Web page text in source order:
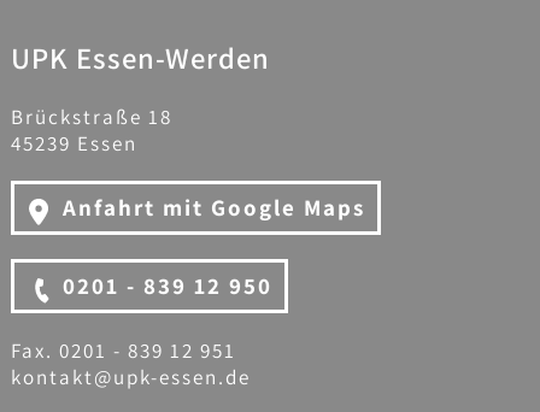
UPK Essen-Werden
Brückstraße 18
45239 Essen
Anfahrt mit Google Maps
0201 - 839 12 950
Fax. 0201 - 839 12 951
kontakt@upk-essen.de